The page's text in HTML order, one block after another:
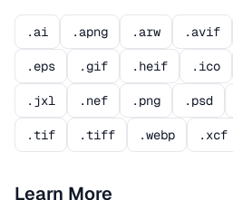
.ai .apng .arw .avif
.eps .gif .heif .ico
.jxl .nef .png .psd
.tif .tiff .webp .xcf
Learn More